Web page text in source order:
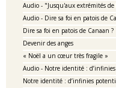
Audio - "Jusqu'aux extrémités
Audio - Dire sa foi en patois de
Dire sa foi en patois de Canaan ?
Devenir des anges
« Noël a un cœur très fragile »
Audio - Notre identité :
Notre identité : d’infinies